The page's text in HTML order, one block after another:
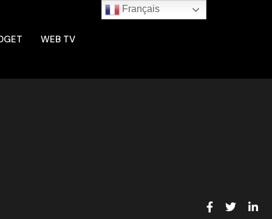
WEB TV
Français